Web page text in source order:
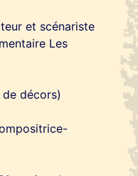
et scénariste
Les
décors)